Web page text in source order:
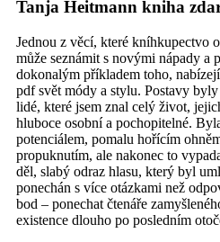
Tanja Heitmann kniha
Jednou z věcí, které kníhkupectvo
může seznámit s novými nápady a
dokonalým příkladem toho,
pdf svět módy a stylu. Postavy
lidé, které jsem znal celý život,
hluboce osobní a pochopitelné.
potenciálem, pomalu hořícím
propuknutím, ale nakonec to
děl, slabý odraz hlasu, který byl
ponechán s více otázkami než
bod – ponechat čtenáře
existence dlouho po posledním